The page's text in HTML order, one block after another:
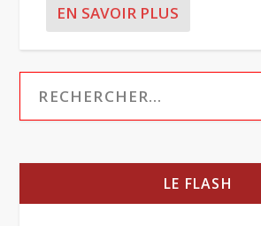
EN SAVOIR PLUS
LE FLASH